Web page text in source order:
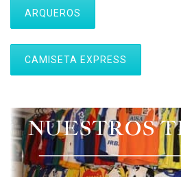
ARQUEROS
CAMISETA EXPRESS
NUESTROS